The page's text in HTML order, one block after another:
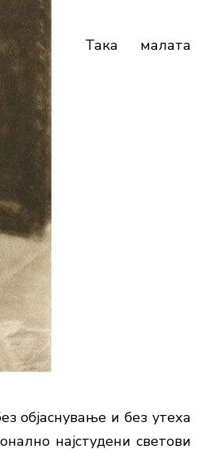
Така малата
објаснување и без утеха
најстудени светови